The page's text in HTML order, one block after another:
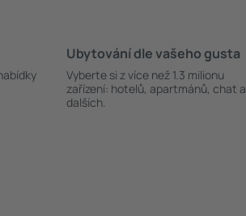
Ubytování dle vašeho gusta
Vyberte si z více než 1.3 milionu
zařízení: hotelů, apartmánů, chat a
dalších.